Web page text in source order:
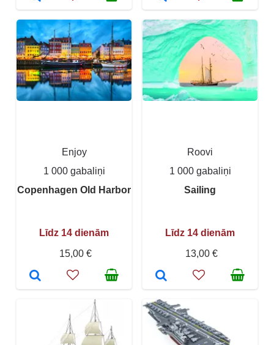
Enjoy
1 000 gabaliņi
Copenhagen Old Harbor
Līdz 14 dienām
15,00 €
Roovi
1 000 gabaliņi
Sailing
Līdz 14 dienām
13,00 €